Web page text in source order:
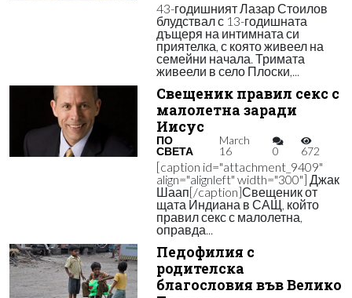
43-годишният Лазар Стоилов
блудствал с 13-годишната
дъщеря на интимната си
приятелка, с която живеел на
семейни начала. Тримата
живеели в село Плоски,...
Свещеник правил секс с
малолетна заради
Иисус
ПО
СВЕТА
March
16
0 672
[caption id="attachment_9409"
align="alignleft" width="300"] Джак
Шаап[/caption]Свещеник от
щата Индиана в САЩ, който
правил секс с малолетна,
оправда...
Педофилия с
родителска
благословия във Велико